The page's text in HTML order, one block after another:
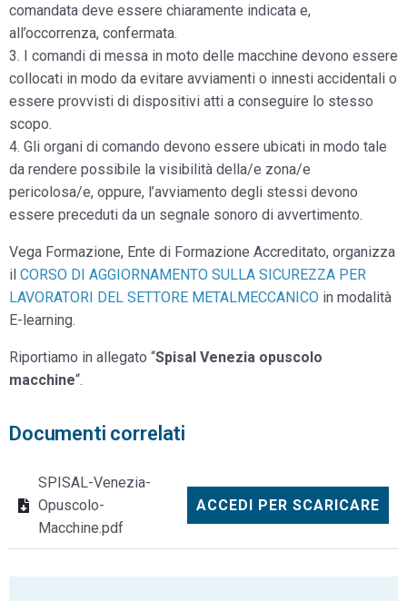
comandata deve essere chiaramente indicata e,
all’occorrenza, confermata.
3. I comandi di messa in moto delle macchine devono essere
collocati in modo da evitare avviamenti o innesti accidentali o
essere provvisti di dispositivi atti a conseguire lo stesso
scopo.
4. Gli organi di comando devono essere ubicati in modo tale
da rendere possibile la visibilità della/e zona/e
pericolosa/e, oppure, l’avviamento degli stessi devono
essere preceduti da un segnale sonoro di avvertimento.
Vega Formazione, Ente di Formazione Accreditato, organizza
il CORSO DI AGGIORNAMENTO SULLA SICUREZZA PER
LAVORATORI DEL SETTORE METALMECCANICO in modalità
E-learning.
Riportiamo in allegato “Spisal Venezia opuscolo
macchine“.
Documenti correlati
SPISAL-Venezia-
Opuscolo-
Macchine.pdf
ACCEDI PER SCARICARE